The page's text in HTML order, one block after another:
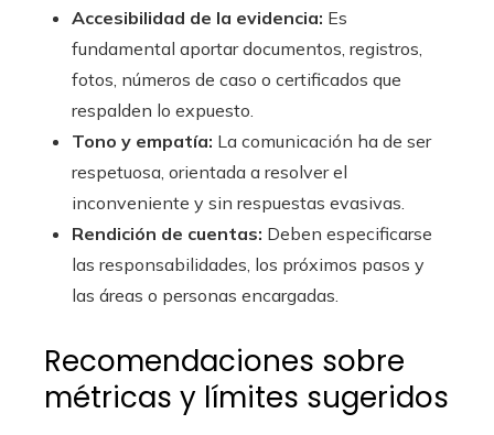
Accesibilidad de la evidencia: Es
fundamental aportar documentos, registros,
fotos, números de caso o certificados que
respalden lo expuesto.
Tono y empatía: La comunicación ha de ser
respetuosa, orientada a resolver el
inconveniente y sin respuestas evasivas.
Rendición de cuentas: Deben especificarse
las responsabilidades, los próximos pasos y
las áreas o personas encargadas.
Recomendaciones sobre
métricas y límites sugeridos